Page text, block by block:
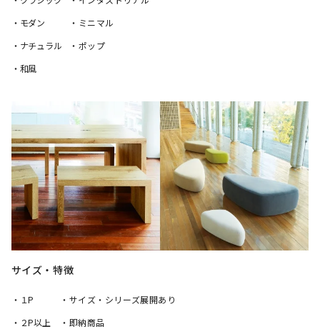
・モダン
・ナチュラル
・和風
・ミニマル
・ポップ
サイズ・特徴
・１P
・２P以上
・サイズ・シリーズ展開あり
・即納商品